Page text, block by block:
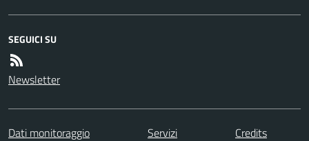
SEGUICI SU
Newsletter
Dati monitoraggio Servizi
Credits